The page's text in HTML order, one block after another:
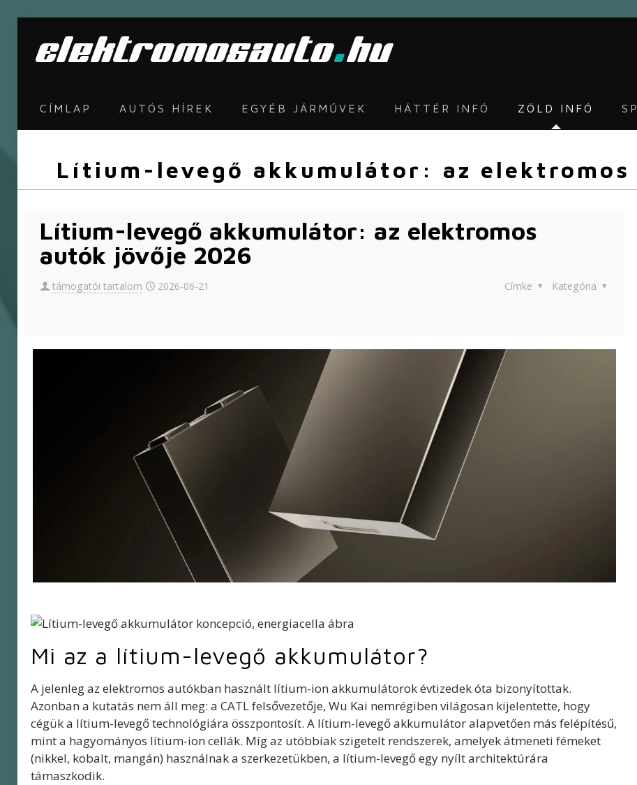
CÍMLAP AUTÓS HÍREK EGYÉB JÁRMŰVEK HÁTTÉR INFÓ ZÖLD INFÓ
Lítium-levegő akkumulátor: az
Lítium-levegő akkumulátor: az elektromos
autók jövője 2026
támogatói tartalom 2026-06-21 Kategória
Címke
Mi az a lítium-levegő akkumulátor?
A jelenleg az elektromos autókban használt lítium-ion akkumulátorok évtizedek óta bizonyítottak.
Azonban a kutatás nem áll meg: a CATL felsővezetője, Wu Kai nemrégiben világosan kijelentette, hogy
cégük a lítium-levegő technológiára összpontosít. A lítium-levegő akkumulátor alapvetően más felépítésű,
mint a hagyományos lítium-ion cellák. Míg az utóbbiak szigetelt rendszerek, amelyek átmeneti fémeket
(nikkel, kobalt, mangán) használnak a szerkezetükben, a lítium-levegő egy nyílt architektúrára
támaszkodik.